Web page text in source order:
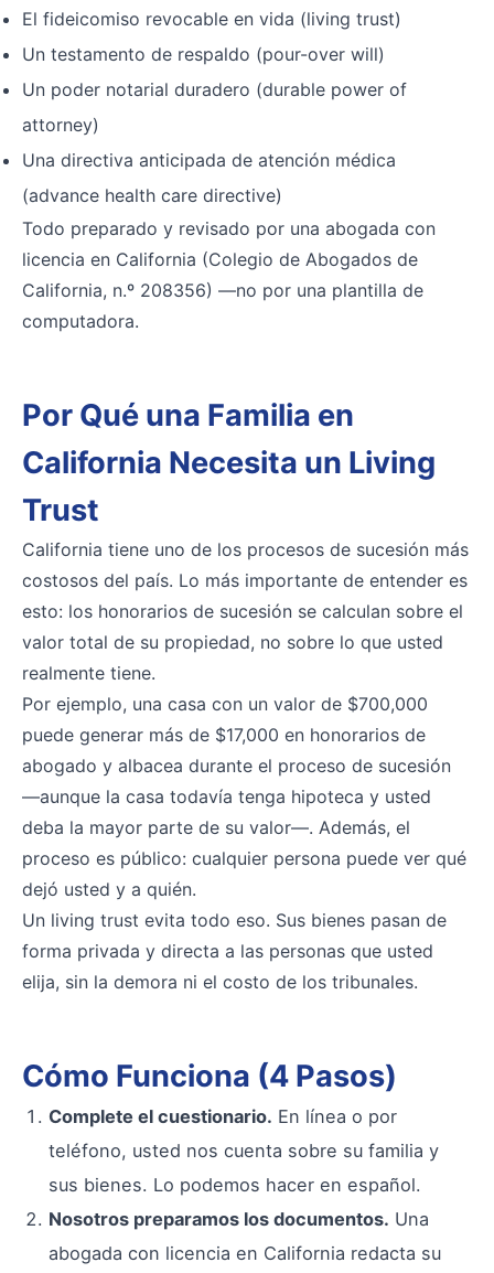
El fideicomiso revocable en vida (living trust)
Un testamento de respaldo (pour-over will)
Un poder notarial duradero (durable power of
attorney)
Una directiva anticipada de atención médica
(advance health care directive)
Todo preparado y revisado por una abogada con
licencia en California (Colegio de Abogados de
California, n.º 208356) —no por una plantilla de
computadora.
Por Qué una Familia en
California Necesita un Living
Trust
California tiene uno de los procesos de sucesión más
costosos del país. Lo más importante de entender es
esto: los honorarios de sucesión se calculan sobre el
valor total de su propiedad, no sobre lo que usted
realmente tiene.
Por ejemplo, una casa con un valor de $700,000
puede generar más de $17,000 en honorarios de
abogado y albacea durante el proceso de sucesión
—aunque la casa todavía tenga hipoteca y usted
deba la mayor parte de su valor—. Además, el
proceso es público: cualquier persona puede ver qué
dejó usted y a quién.
Un living trust evita todo eso. Sus bienes pasan de
forma privada y directa a las personas que usted
elija, sin la demora ni el costo de los tribunales.
Cómo Funciona (4 Pasos)
Complete el cuestionario. En línea o por
teléfono, usted nos cuenta sobre su familia y
sus bienes. Lo podemos hacer en español.
Nosotros preparamos los documentos. Una
abogada con licencia en California redacta su